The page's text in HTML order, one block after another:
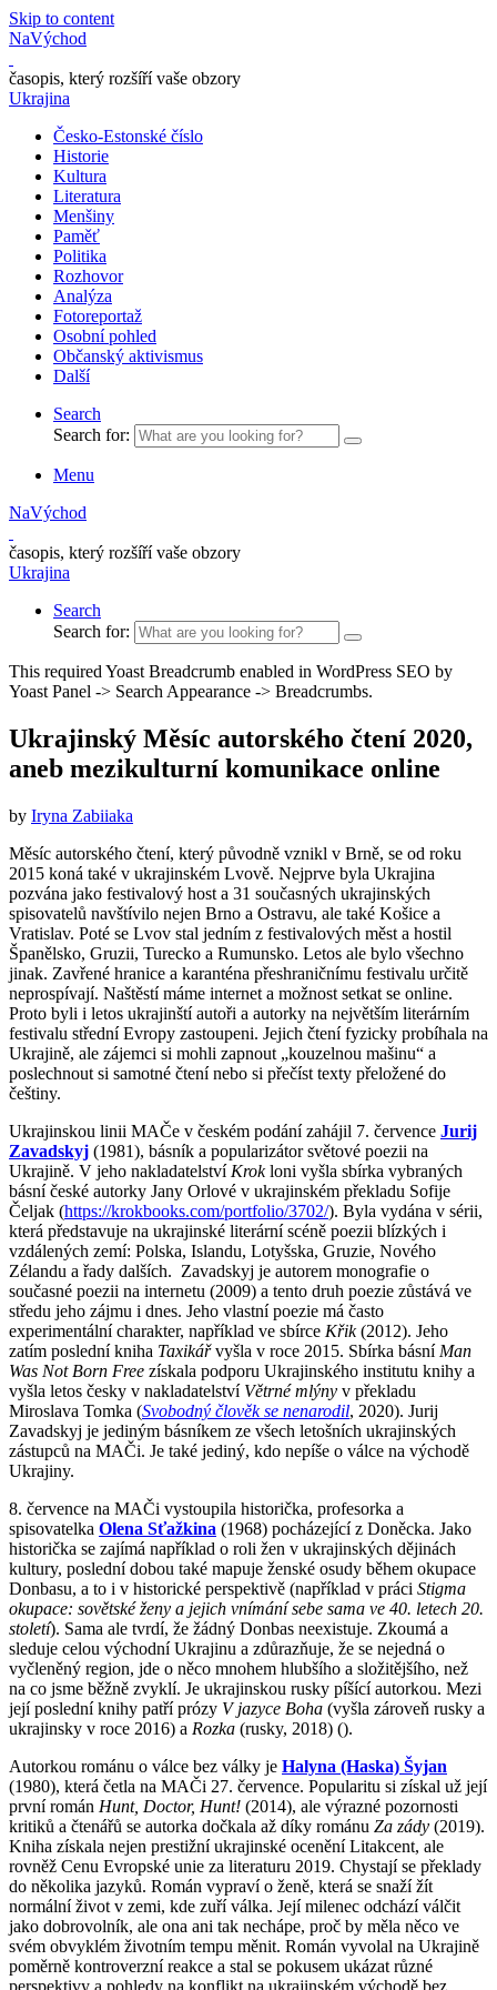
Skip to content
NaVýchod
časopis, který rozšíří vaše obzory
Ukrajina
Česko-Estonské číslo
Historie
Kultura
Literatura
Menšiny
Paměť
Politika
Rozhovor
Analýza
Fotoreportaž
Osobní pohled
Občanský aktivismus
Další
Search
Search for:
Menu
NaVýchod
časopis, který rozšíří vaše obzory
Ukrajina
Search
Search for:
This required Yoast Breadcrumb enabled in WordPress SEO by
Yoast Panel -> Search Appearance -> Breadcrumbs.
Ukrajinský Měsíc autorského čtení 2020,
aneb mezikulturní komunikace online
by Iryna Zabiiaka
Měsíc autorského čtení, který původně vznikl v Brně, se od roku
2015 koná také v ukrajinském Lvově. Nejprve byla Ukrajina
pozvána jako festivalový host a 31 současných ukrajinských
spisovatelů navštívilo nejen Brno a Ostravu, ale také Košice a
Vratislav. Poté se Lvov stal jedním z festivalových měst a hostil
Španělsko, Gruzii, Turecko a Rumunsko. Letos ale bylo všechno
jinak. Zavřené hranice a karanténa přeshraničnímu festivalu určitě
neprospívají. Naštěstí máme internet a možnost setkat se online.
Proto byli i letos ukrajinští autoři a autorky na největším literárním
festivalu střední Evropy zastoupeni. Jejich čtení fyzicky probíhala na
Ukrajině, ale zájemci si mohli zapnout „kouzelnou mašinu“ a
poslechnout si samotné čtení nebo si přečíst texty přeložené do
češtiny.
Ukrajinskou linii MAČe v českém podání zahájil 7. července Jurij
Zavadskyj (1981), básník a popularizátor světové poezii na
Ukrajině. V jeho nakladatelství Krokloni vyšla sbírka vybraných
básní české autorky Jany Orlové v ukrajinském překladu Sofije
Čeljak (https://krokbooks.com/portfolio/3702/). Byla vydána v sérii,
která představuje na ukrajinské literární scéně poezii blízkých i
vzdálených zemí: Polska, Islandu, Lotyšska, Gruzie, Nového
Zélandu a řady dalších. Zavadskyj je autorem monografie o
současné poezii na internetu (2009) a tento druh poezie zůstává ve
středu jeho zájmu i dnes. Jeho vlastní poezie má často
experimentální charakter, například ve sbírce Křik(2012). Jeho
zatím poslední kniha Taxikářvyšla v roce 2015. Sbírka básní Man
Was Not Born Free získala podporu Ukrajinského institutu knihy a
vyšla letos česky v nakladatelství Větrné mlýny v překladu
Miroslava Tomka (Svobodný člověk se nenarodil, 2020). Jurij
Zavadskyj je jediným básníkem ze všech letošních ukrajinských
zástupců na MAČi. Je také jediný, kdo nepíše o válce na východě
Ukrajiny.
8. července na MAČi vystoupila historička, profesorka a
spisovatelka Olena Sťažkina (1968) pocházející z Doněcka. Jako
historička se zajímá například o roli žen v ukrajinských dějinách
kultury, poslední dobou také mapuje ženské osudy během okupace
Donbasu, a to i v historické perspektivě (například v práci Stigma
okupace: sovětské ženy a jejich vnímání sebe sama ve 40. letech 20.
století). Sama ale tvrdí, že žádný Donbas neexistuje. Zkoumá a
sleduje celou východní Ukrajinu a zdůrazňuje, že se nejedná o
vyčleněný region, jde o něco mnohem hlubšího a složitějšího, než
na co jsme běžně zvyklí. Je ukrajinskou rusky píšící autorkou. Mezi
její poslední knihy patří prózy V jazyce Boha (vyšla zároveň rusky a
ukrajinsky v roce 2016) a Rozka (rusky, 2018) ().
Autorkou románu o válce bez války je Halyna (Haska) Šyjan
(1980), která četla na MAČi 27. července. Popularitu si získal už její
první román Hunt, Doctor, Hunt! (2014), ale výrazné pozornosti
kritiků a čtenářů se autorka dočkala až díky románu Za zády (2019).
Kniha získala nejen prestižní ukrajinské ocenění Litakcent, ale
rovněž Cenu Evropské unie za literaturu 2019. Chystají se překlady
do několika jazyků. Román vypraví o ženě, která se snaží žít
normální život v zemi, kde zuří válka. Její milenec odchází válčit
jako dobrovolník, ale ona ani tak nechápe, proč by měla něco ve
svém obvyklém životním tempu měnit. Román vyvolal na Ukrajině
poměrně kontroverzní reakce a stal se pokusem ukázat různé
perspektivy a pohledy na konflikt na ukrajinském východě bez